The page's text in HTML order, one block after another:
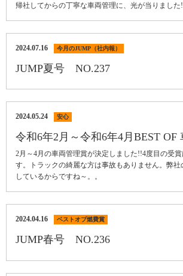
帰社してからの丁寧な車両管理に、光が当りました
2024.07.16 今月のJUMP（社内報）
JUMP夏号 NO.237
2024.05.24 安心
令和6年2月～令和6年4月BEST
2月～4月の車両管理賞が決定しました!!4度目の受
す。トラックの綺麗な方は事故もありません。弊
しているからですね～。。
2024.04.16 ベストオブ燃費賞
JUMP春号 NO.236